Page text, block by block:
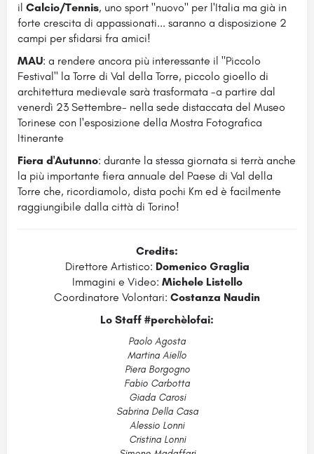
il Calcio/Tennis, uno sport "nuovo" per l'Italia ma già in
forte crescita di appassionati... saranno a disposizione 2
campi per sfidarsi fra amici!
MAU: a rendere ancora più interessante il "Piccolo
Festival" la Torre di Val della Torre, piccolo gioello di
architettura medievale sarà trasformata -a partire dal
venerdì 23 Settembre- nella sede distaccata del Museo
Torinese con l'esposizione della Mostra Fotografica
Itinerante
Fiera d'Autunno: durante la stessa giornata si terrà anche
la più importante fiera annuale del Paese di Val della
Torre che, ricordiamolo, dista pochi Km ed è facilmente
raggiungibile dalla città di Torino!
Credits:
Direttore Artistico: Domenico Graglia
Immagini e Video: Michele Listello
Coordinatore Volontari: Costanza Naudin
Lo Staff #perchèlofai:
Paolo Agosta
Martina Aiello
Piera Borgogno
Fabio Carbotta
Giada Carosi
Sabrina Della Casa
Alessio Lonni
Cristina Lonni